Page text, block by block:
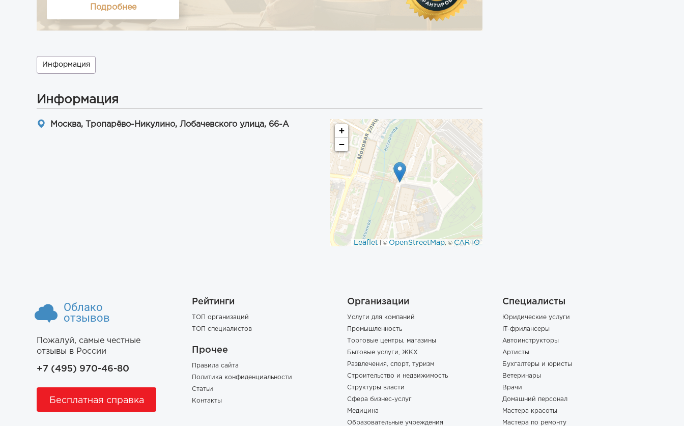
Подробнее
Информация
Информация
Москва, Тропарёво-Никулино, Лобачевского улица, 66-А
+
−
Leaflet | © OpenStreetMap, © CARTO
Облако
отзывов
Пожалуй, самые честные
отзывы в России
+7 (495) 970-46-80
Бесплатная справка
Рейтинги
ТОП организаций
ТОП специалистов
Прочее
Правила сайта
Политика конфиденциальности
Статьи
Контакты
Организации
Услуги для компаний
Промышленность
Торговые центры, магазины
Бытовые услуги, ЖКХ
Развлечения, спорт, туризм
Строительство и недвижимость
Структуры власти
Сфера бизнес-услуг
Медицина
Образовательные учреждения
Специалисты
Юридические услуги
IT-фрилансеры
Автоинструкторы
Артисты
Бухгалтеры и юристы
Ветеринары
Врачи
Домашний персонал
Мастера красоты
Мастера по ремонту